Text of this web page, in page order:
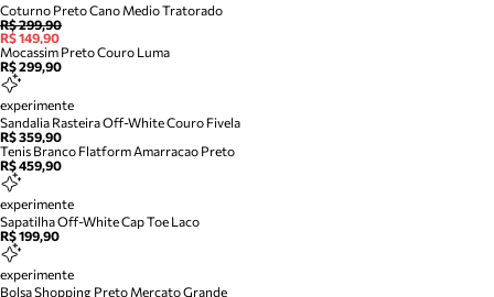
Coturno Preto Cano Medio Tratorado
R$ 299,90
R$ 149,90
Mocassim Preto Couro Luma
R$ 299,90
experimente
Sandalia Rasteira Off-White Couro Fivela
R$ 359,90
Tenis Branco Flatform Amarracao Preto
R$ 459,90
experimente
Sapatilha Off-White Cap Toe Laco
R$ 199,90
experimente
Bolsa Shopping Preto Mercato Grande